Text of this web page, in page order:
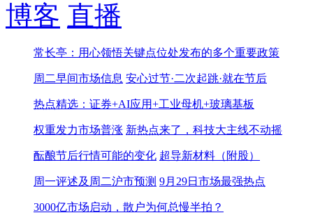
博客 直播
常长亭：用心领悟关键点位处发布的多个重要政策
周二早间市场信息 安心过节·二次起跳·就在节后
热点精选：证券+AI应用+工业母机+玻璃基板
权重发力市场普涨 新热点来了，科技大主线不动摇
酝酿节后行情可能的变化 超导新材料（附股）
周一评述及周二沪市预测 9月29日市场最强热点
3000亿市场启动，散户为何总慢半拍？